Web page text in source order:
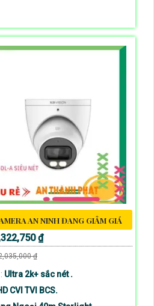
AN NINH ĐANG GIẢM GIÁ
₫
₫
Ultra 2k+ sắc nét .
CVI TVI BCS.